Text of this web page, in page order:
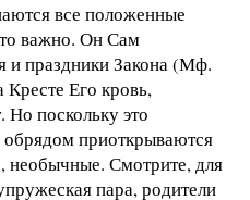
все положенные
важно. Он Сам
и праздники Закона (Мф.
Кресте Его кровь,
поскольку это
приоткрываются
Смотрите, для
пара, родители